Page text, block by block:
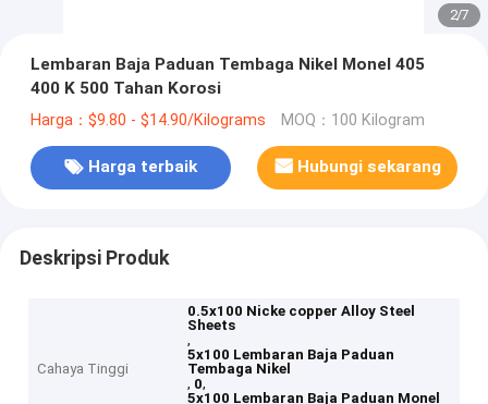
2/7
Lembaran Baja Paduan Tembaga Nikel Monel 405
400 K 500 Tahan Korosi
Harga：$9.80 - $14.90/Kilograms MOQ：100 Kilogram
Harga terbaik Hubungi sekarang
Deskripsi Produk
Cahaya Tinggi
0.5x100 Nicke copper Alloy Steel
Sheets
,
5x100 Lembaran Baja Paduan
Tembaga Nikel
, 0,
5x100 Lembaran Baja Paduan Monel